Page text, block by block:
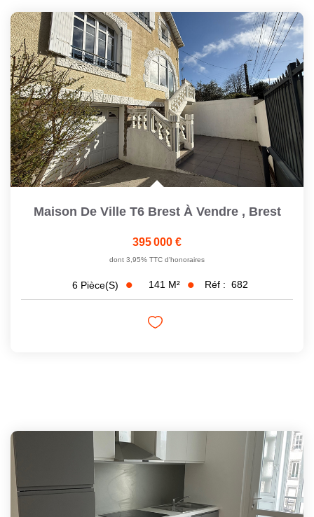
Maison De Ville T6 Brest À Vendre , Brest
395 000 €
dont 3,95% TTC d'honoraires
6 Pièce(s) 141 M² Réf : 682